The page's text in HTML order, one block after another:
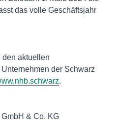
das volle Geschäftsjahr
den aktuellen
der Schwarz
.
& Co. KG